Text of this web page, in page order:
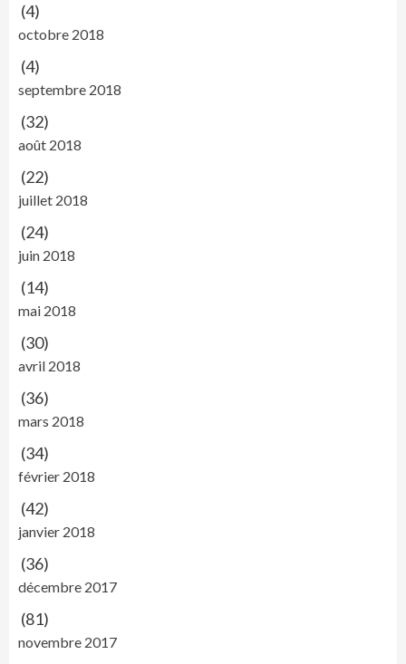
(4)
octobre 2018
(4)
septembre 2018
(32)
août 2018
(22)
juillet 2018
(24)
juin 2018
(14)
mai 2018
(30)
avril 2018
(36)
mars 2018
(34)
février 2018
(42)
janvier 2018
(36)
décembre 2017
(81)
novembre 2017